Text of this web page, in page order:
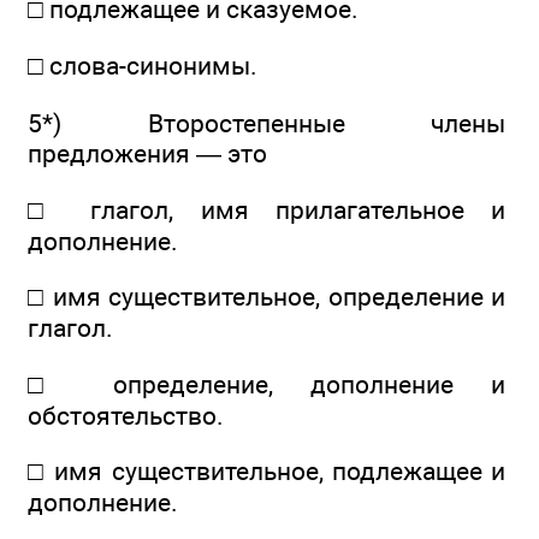
□ подлежащее и сказуемое.
□ слова-синонимы.
5*) Второстепенные члены
предложения — это
□ глагол, имя прилагательное и
дополнение.
□ имя существительное, определение и
глагол.
□ определение, дополнение и
обстоятельство.
□ имя существительное, подлежащее и
дополнение.